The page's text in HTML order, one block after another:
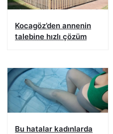
Kocagöz’den annenin
talebine hızlı çözüm
Bu hatalar kadınlarda